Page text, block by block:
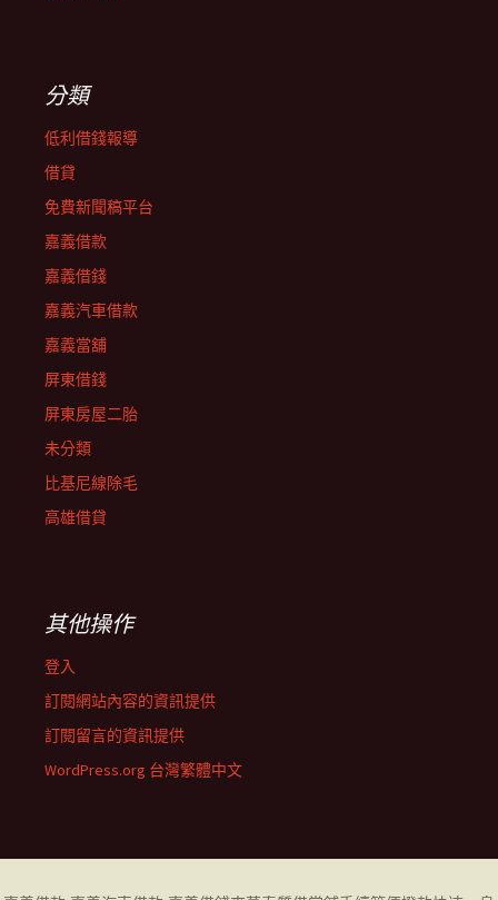
分類
低利借錢報導
借貸
免費新聞稿平台
嘉義借款
嘉義借錢
嘉義汽車借款
嘉義當舖
屏東借錢
屏東房屋二胎
未分類
比基尼線除毛
高雄借貸
其他操作
登入
訂閱網站內容的資訊提供
訂閱留言的資訊提供
WordPress.org 台灣繁體中文